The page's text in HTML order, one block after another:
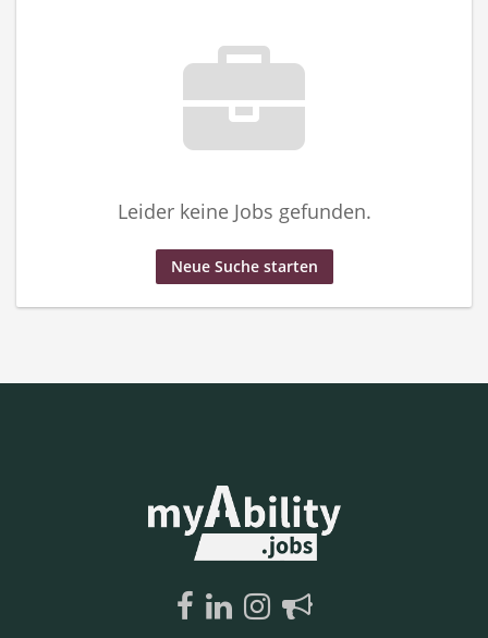
Leider keine Jobs gefunden.
Neue Suche starten